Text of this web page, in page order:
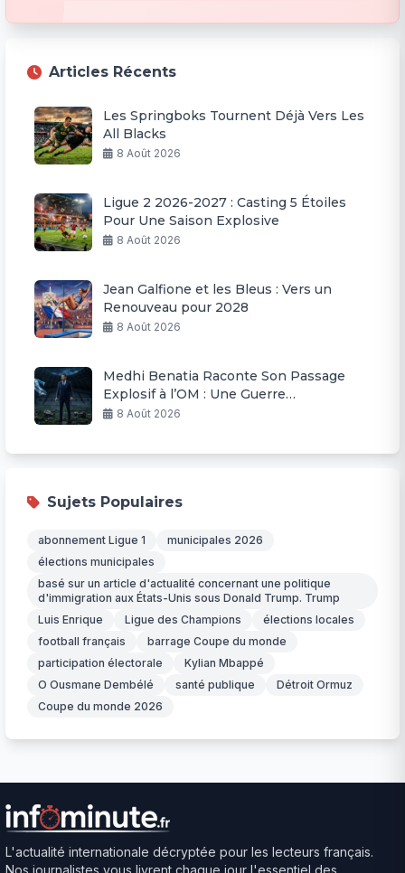
Articles Récents
Les Springboks Tournent Déjà Vers Les
All Blacks
8 Août 2026
Ligue 2 2026-2027 : Casting 5 Étoiles
Pour Une Saison Explosive
8 Août 2026
Jean Galfione et les Bleus : Vers un
Renouveau pour 2028
8 Août 2026
Medhi Benatia Raconte Son Passage
Explosif à l’OM : Une Guerre
Permanente
8 Août 2026
Sujets Populaires
abonnement Ligue 1
municipales 2026
élections municipales
basé sur un article d'actualité concernant une politique
d'immigration aux États-Unis sous Donald Trump. Trump
Luis Enrique
Ligue des Champions
élections locales
football français
barrage Coupe du monde
participation électorale
Kylian Mbappé
O Ousmane Dembélé
santé publique
Détroit Ormuz
Coupe du monde 2026
L'actualité internationale décryptée pour les lecteurs français.